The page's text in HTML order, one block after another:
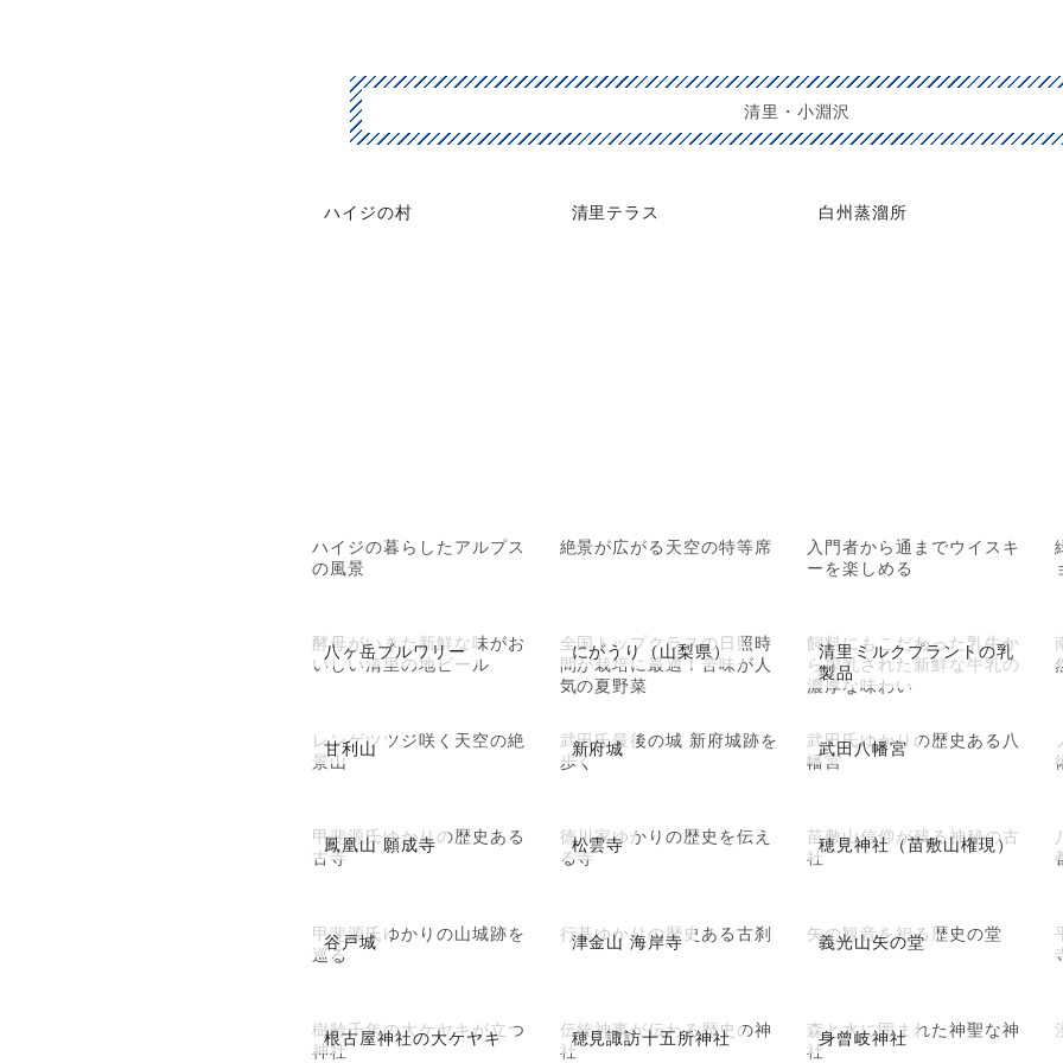
清里・小淵沢
ハイジの村
ハイジの暮らしたアルプス
の風景
清里テラス
絶景が広がる天空の特等席
白州蒸溜所
入門者から通までウイスキ
ーを楽しめる
八ヶ岳ブルワリー
酵母がいきた新鮮な味がお
いしい清里の地ビール
にがうり（山梨県）
全国トップクラスの日照時
間が栽培に最適！苦味が人
気の夏野菜
清里ミルクプラントの乳
製品
飼料にもこだわった乳牛か
ら搾乳された新鮮な牛乳の
濃厚な味わい
甘利山
レンゲツツジ咲く天空の絶
景山
新府城
武田氏最後の城 新府城跡を
歩く
武田八幡宮
武田氏ゆかりの歴史ある八
幡宮
鳳凰山 願成寺
甲斐源氏ゆかりの歴史ある
古寺
松雲寺
徳川家ゆかりの歴史を伝え
る寺
穂見神社（苗敷山権現）
苗敷山信仰が残る神秘の古
社
谷戸城
甲斐源氏ゆかりの山城跡を
巡る
津金山 海岸寺
行基ゆかりの歴史ある古刹 義光山矢の堂
矢の観音を祀る歴史の堂
根古屋神社の大ケヤキ
樹齢千年の大ケヤキが立つ
神社
穂見諏訪十五所神社
伝統神事が伝わる歴史の神
社
身曾岐神社
森と水に囲まれた神聖な神
社